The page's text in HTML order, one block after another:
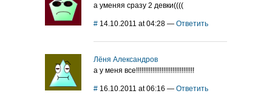
а уменяя сразу 2 девки((((
# 14.10.2011 at 04:28 — Ответить
Лёня Александров
а у меня все!!!!!!!!!!!!!!!!!!!!!!!!!!!!!!!!
# 16.10.2011 at 06:16 — Ответить